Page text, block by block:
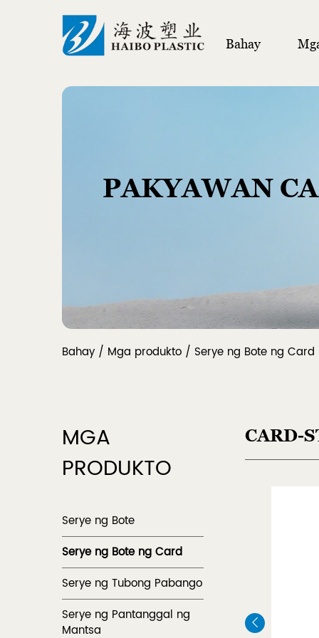
Bahay
PAKYAWAN
Bahay / Mga produkto / Serye ng Bote ng Card
MGA
PRODUKTO
Serye ng Bote
Serye ng Bote ng Card
Serye ng Tubong Pabango
Serye ng Pantanggal ng
Mantsa
CARD-